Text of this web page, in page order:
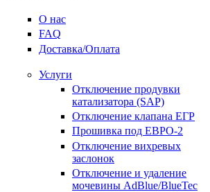
О нас
FAQ
Доставка/Оплата
Услуги
Отключение продувки
катализатора (SAP)
Отключение клапана ЕГР
Прошивка под ЕВРО-2
Отключение вихревых
заслонок
Отключение и удаление
мочевины AdBlue/BlueTec